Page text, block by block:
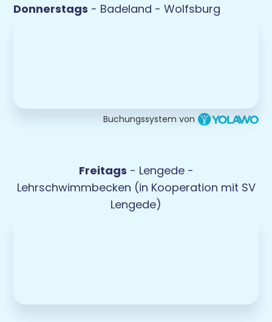
Donnerstags - Badeland - Wolfsburg
Buchungssystem von
Freitags - Lengede -
Lehrschwimmbecken (in Kooperation mit SV
Lengede)